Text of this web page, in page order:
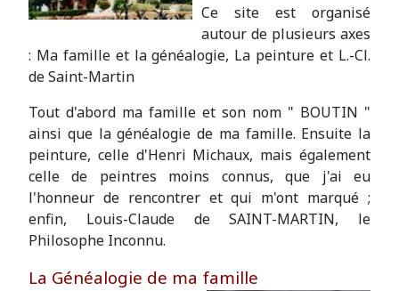
Ce site est organisé
autour de plusieurs axes
: Ma famille et la généalogie, La peinture et L.-Cl.
de Saint-Martin
Tout d'abord ma famille et son nom " BOUTIN "
ainsi que la généalogie de ma famille. Ensuite la
peinture, celle d'Henri Michaux, mais également
celle de peintres moins connus, que j'ai eu
l'honneur de rencontrer et qui m'ont marqué ;
enfin, Louis-Claude de SAINT-MARTIN, le
Philosophe Inconnu.
La Généalogie de ma famille